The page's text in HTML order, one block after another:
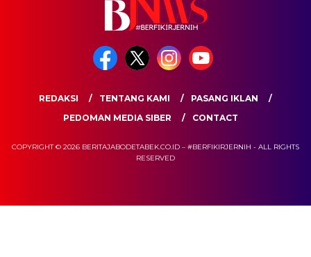
REDAKSI TENTANG KAMI
PASANG IKLAN
PEDOMAN MEDIA SIBER
CONTACT
COPYRIGHT © 2026 BERITAJABODETABEK.CO.ID – #BERFIKIRJERNIH - ALL RIGHTS
RESERVED